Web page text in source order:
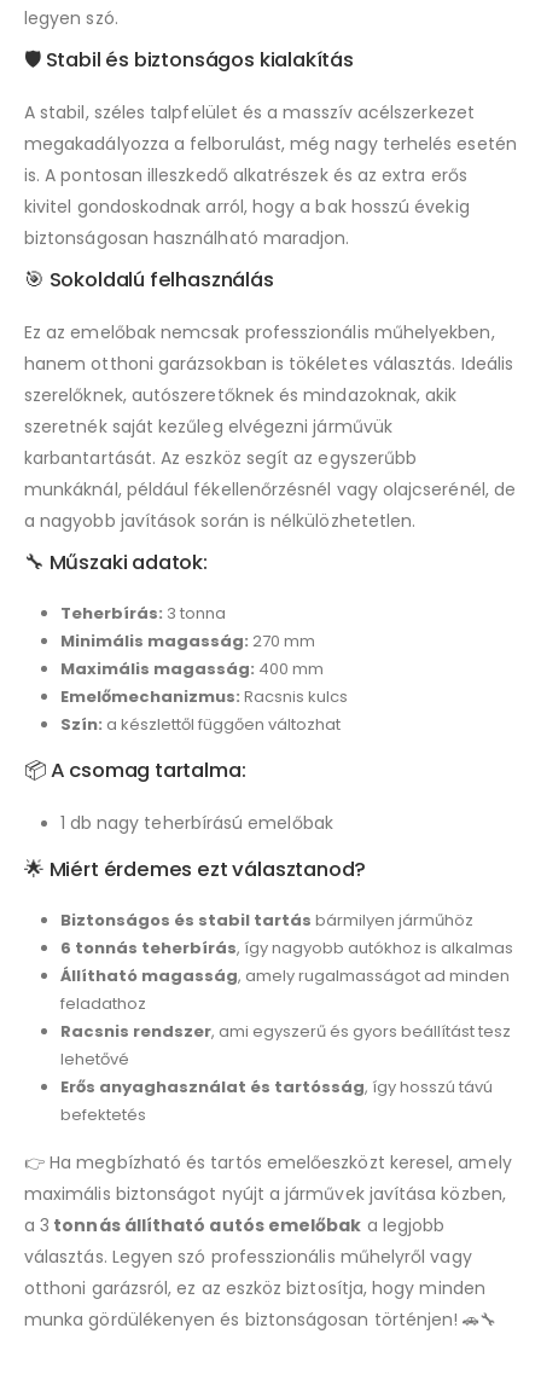
legyen szó.
🛡️ Stabil és biztonságos kialakítás
A stabil, széles talpfelület és a masszív acélszerkezet
megakadályozza a felborulást, még nagy terhelés esetén
is. A pontosan illeszkedő alkatrészek és az extra erős
kivitel gondoskodnak arról, hogy a bak hosszú évekig
biztonságosan használható maradjon.
🎯 Sokoldalú felhasználás
Ez az emelőbak nemcsak professzionális műhelyekben,
hanem otthoni garázsokban is tökéletes választás. Ideális
szerelőknek, autószeretőknek és mindazoknak, akik
szeretnék saját kezűleg elvégezni járművük
karbantartását. Az eszköz segít az egyszerűbb
munkáknál, például fékellenőrzésnél vagy olajcserénél, de
a nagyobb javítások során is nélkülözhetetlen.
🔧 Műszaki adatok:
Teherbírás: 3 tonna
Minimális magasság: 270 mm
Maximális magasság: 400 mm
Emelőmechanizmus: Racsnis kulcs
Szín: a készlettől függően változhat
📦 A csomag tartalma:
1 db nagy teherbírású emelőbak
🌟 Miért érdemes ezt választanod?
Biztonságos és stabil tartás bármilyen járműhöz
6 tonnás teherbírás, így nagyobb autókhoz is alkalmas
Állítható magasság, amely rugalmasságot ad minden
feladathoz
Racsnis rendszer, ami egyszerű és gyors beállítást tesz
lehetővé
Erős anyaghasználat és tartósság, így hosszú távú
befektetés
👉 Ha megbízható és tartós emelőeszközt keresel, amely
maximális biztonságot nyújt a járművek javítása közben,
a 3 tonnás állítható autós emelőbak a legjobb
választás. Legyen szó professzionális műhelyről vagy
otthoni garázsról, ez az eszköz biztosítja, hogy minden
munka gördülékenyen és biztonságosan történjen! 🚗🔧